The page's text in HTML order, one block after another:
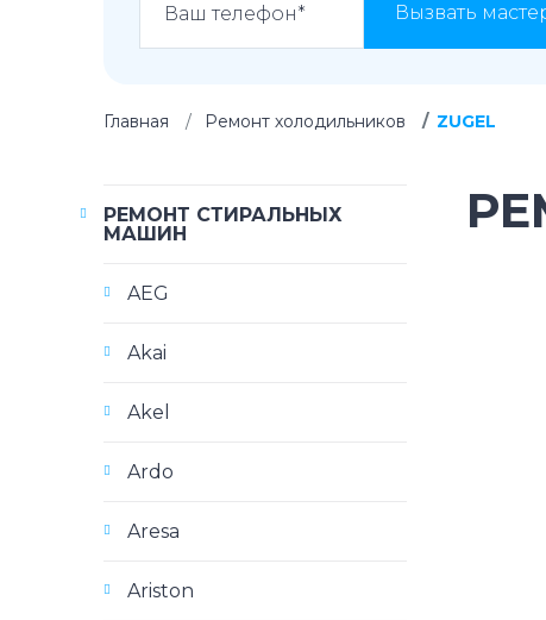
Вызвать
Главная Ремонт холодильников ZUGEL
РЕМОНТ СТИРАЛЬНЫХ
МАШИН
AEG
Akai
Akel
Ardo
Aresa
Ariston